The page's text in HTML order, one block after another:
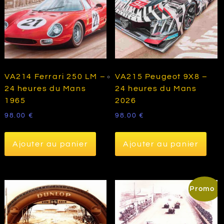
VA214 Ferrari 250 LM –
24 heures du Mans
1965
98.00 €
Ajouter au panier
VA215 Peugeot 9X8 –
24 heures du Mans
2026
98.00 €
Ajouter au panier
Promo !